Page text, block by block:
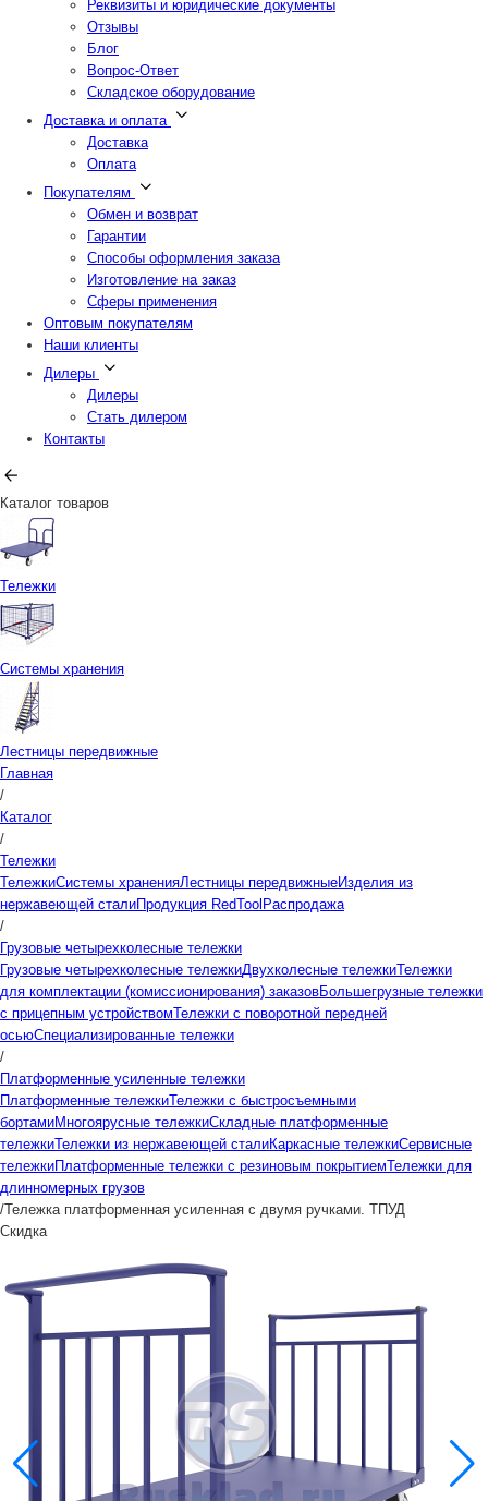
Реквизиты и юридические документы
Отзывы
Блог
Вопрос-Ответ
Складское оборудование
Доставка и оплата
Доставка
Оплата
Покупателям
Обмен и возврат
Гарантии
Способы оформления заказа
Изготовление на заказ
Сферы применения
Оптовым покупателям
Наши клиенты
Дилеры
Дилеры
Стать дилером
Контакты
Каталог товаров
Тележки
Системы хранения
Лестницы передвижные
Главная
/
Каталог
/
Тележки
ТележкиСистемы храненияЛестницы передвижныеИзделия из
нержавеющей сталиПродукция RedTool Распродажа
/
Грузовые четырехколесные тележки
Грузовые четырехколесные тележкиДвухколесные тележкиТележки
для комплектации (комиссионирования) заказовБольшегрузные тележки
с прицепным устройствомТележки с поворотной передней
осьюСпециализированные тележки
/
Платформенные усиленные тележки
Платформенные тележкиТележки с быстросъемными
бортамиМногоярусные тележкиСкладные платформенные
тележкиТележки из нержавеющей сталиКаркасные тележкиСервисные
тележкиПлатформенные тележки с резиновым покрытиемТележки для
длинномерных грузов
/Тележка платформенная усиленная с двумя ручками. ТПУД
Скидка